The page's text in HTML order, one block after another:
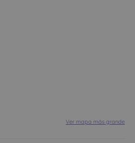
Ver mapa más grande